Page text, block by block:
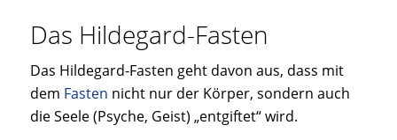
Das Hildegard-Fasten
Das Hildegard-Fasten geht davon aus, dass mit
dem Fasten nicht nur der Körper, sondern auch
die Seele (Psyche, Geist) „entgiftet“ wird.